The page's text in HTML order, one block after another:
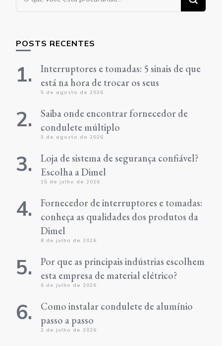
POSTS RECENTES
Interruptores e tomadas: 5 sinais de que
está na hora de trocar os seus
5 de agosto de 2026
Saiba onde encontrar fornecedor de
condulete múltiplo
3 de agosto de 2026
Loja de sistema de segurança confiável?
Escolha a Dimel
15 de julho de 2026
Fornecedor de interruptores e tomadas:
conheça as qualidades dos produtos da
Dimel
8 de julho de 2026
Por que as principais indústrias escolhem
esta empresa de material elétrico?
6 de julho de 2026
Como instalar condulete de alumínio
passo a passo
2 de julho de 2026